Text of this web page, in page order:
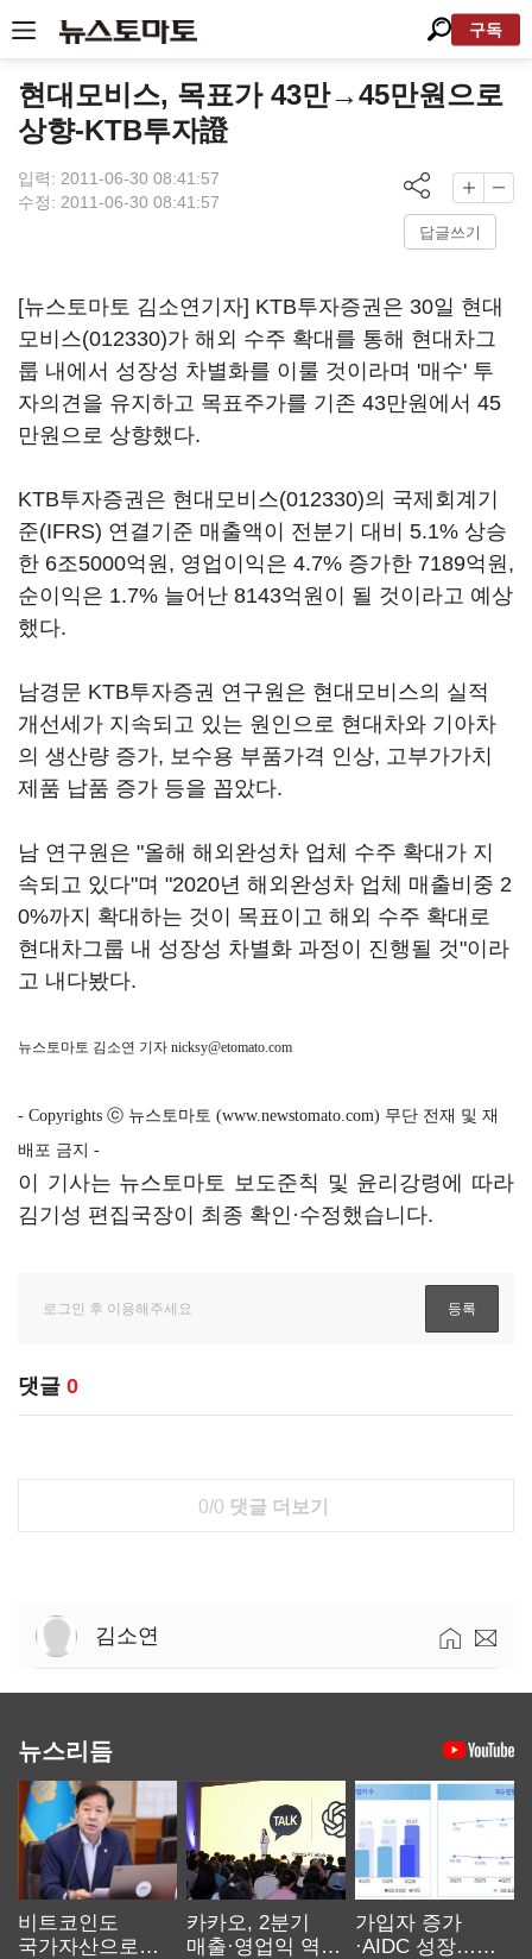
구독
현대모비스, 목표가 43만→45만원으로
상향-KTB투자證
입력: 2011-06-30 08:41:57
수정: 2011-06-30 08:41:57
답글쓰기
[뉴스토마토 김소연기자] KTB투자증권은 30일 현대
모비스(012330)가 해외 수주 확대를 통해 현대차그
룹 내에서 성장성 차별화를 이룰 것이라며 '매수' 투
자의견을 유지하고 목표주가를 기존 43만원에서 45
만원으로 상향했다.
KTB투자증권은 현대모비스(012330)의 국제회계기
준(IFRS) 연결기준 매출액이 전분기 대비 5.1% 상승
한 6조5000억원, 영업이익은 4.7% 증가한 7189억원,
순이익은 1.7% 늘어난 8143억원이 될 것이라고 예상
했다.
남경문 KTB투자증권 연구원은 현대모비스의 실적
개선세가 지속되고 있는 원인으로 현대차와 기아차
의 생산량 증가, 보수용 부품가격 인상, 고부가가치
제품 납품 증가 등을 꼽았다.
남 연구원은 "올해 해외완성차 업체 수주 확대가 지
속되고 있다"며 "2020년 해외완성차 업체 매출비중 2
0%까지 확대하는 것이 목표이고 해외 수주 확대로
현대차그룹 내 성장성 차별화 과정이 진행될 것"이라
고 내다봤다.
뉴스토마토 김소연 기자 nicksy@etomato.com
- Copyrights ⓒ 뉴스토마토 (www.newstomato.com) 무단 전재 및 재
배포 금지 -
이 기사는 뉴스토마토 보도준칙 및 윤리강령에 따라
김기성 편집국장이 최종 확인·수정했습니다.
댓글 0
0/0 댓글 더보기
김소연
뉴스리듬
비트코인도
국가자산으로…'
카카오, 2분기
매출·영업익 역대
가입자 증가
·AIDC 성장…